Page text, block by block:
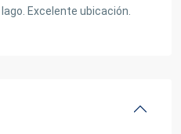
Excelente ubicación.